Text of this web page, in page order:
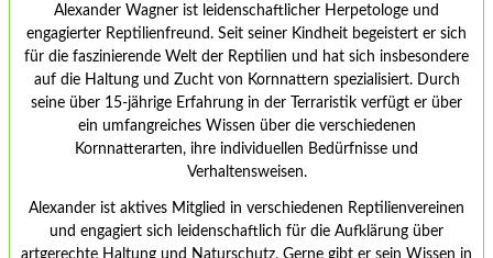
Alexander Wagner ist leidenschaftlicher Herpetologe und
engagierter Reptilienfreund. Seit seiner Kindheit begeistert er sich
für die faszinierende Welt der Reptilien und hat sich insbesondere
auf die Haltung und Zucht von Kornnattern spezialisiert. Durch
seine über 15-jährige Erfahrung in der Terraristik verfügt er über
ein umfangreiches Wissen über die verschiedenen
Kornnatterarten, ihre individuellen Bedürfnisse und
Verhaltensweisen.
Alexander ist aktives Mitglied in verschiedenen Reptilienvereinen
und engagiert sich leidenschaftlich für die Aufklärung über